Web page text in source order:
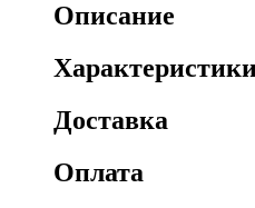
Описание
Доставка
Оплата